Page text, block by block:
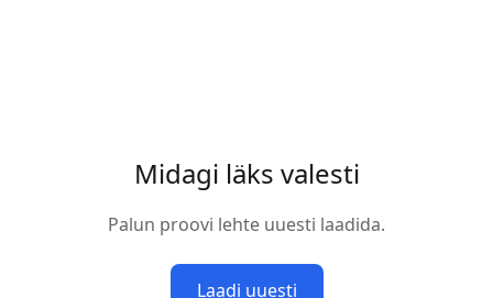
Midagi läks valesti
Palun proovi lehte uuesti laadida.
Laadi uuesti